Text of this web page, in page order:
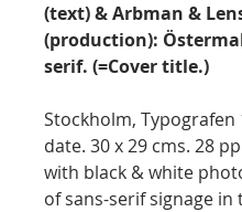
(text) & Arbman &
(production):
serif. (=Cover title.)
Stockholm, Typografen
date. 30 x 29 cms. 28
with black & white
of sans-serif signage in